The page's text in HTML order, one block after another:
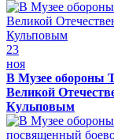
23
ноя
В Музее обороны
Великой
Кульповым